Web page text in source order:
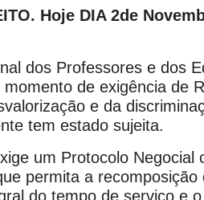
Hoje DIA 2de
dos Professores e dos
de exigência de
e da
tem estado sujeita.
um Protocolo Negocial
permita a
do tempo de serviço e